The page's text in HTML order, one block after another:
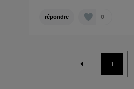
répondre 0
1